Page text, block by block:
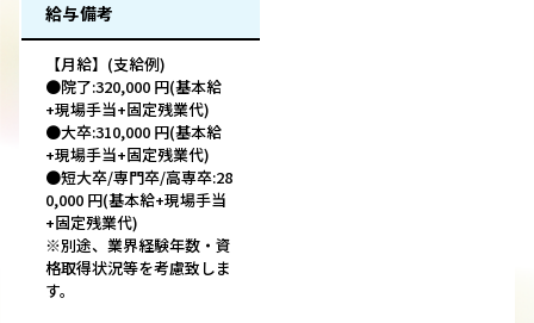
給与備考
【月給】(支給例)
●院了:320,000 円(基本給
+現場手当+固定残業代)
●大卒:310,000 円(基本給
+現場手当+固定残業代)
●短大卒/専門卒/高専卒:28
0,000 円(基本給+現場手当
+固定残業代)
※別途、業界経験年数・資
格取得状況等を考慮致しま
す。